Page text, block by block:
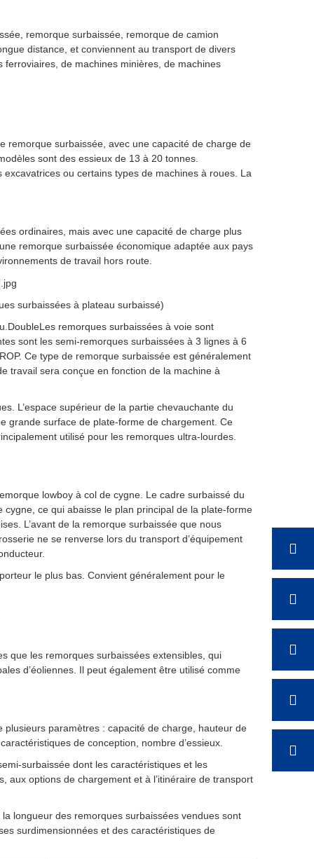
remorque surbaissée, remorque de camion
distance, et conviennent au transport de divers
ferroviaires, de machines minières, de machines
remorque surbaissée, avec une capacité de charge de
sont des essieux de 13 à 20 tonnes.
ou certains types de machines à roues. La
ordinaires, mais avec une capacité de charge plus
remorque surbaissée économique adaptée aux pays
de travail hors route.
surbaissées à plateau surbaissé)
DoubleLes remorques surbaissées à voie sont
sont les semi-remorques surbaissées à 3 lignes à 6
. Ce type de remorque surbaissée est généralement
travail sera conçue en fonction de la machine à
L’espace supérieur de la partie chevauchante du
grande surface de plate-forme de chargement. Ce
utilisé pour les remorques ultra-lourdes.
lowboy à col de cygne. Le cadre surbaissé du
ce qui abaisse le plan principal de la plate-forme
L’avant de la remorque surbaissée que nous
ne se renverse lors du transport d’équipement
le plus bas. Convient généralement pour le
que les remorques surbaissées extensibles, qui
d’éoliennes. Il peut également être utilisé comme
plusieurs paramètres : capacité de charge, hauteur de
de conception, nombre d’essieux.
surbaissée dont les caractéristiques et les
aux options de chargement et à l’itinéraire de transport
longueur des remorques surbaissées vendues sont
surdimensionnées et des caractéristiques de